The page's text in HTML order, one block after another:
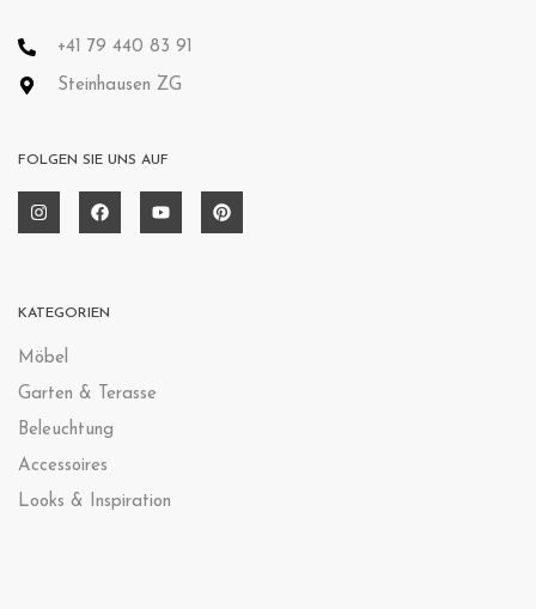
+41 79 440 83 91
Steinhausen ZG
FOLGEN SIE UNS AUF
KATEGORIEN
Möbel
Garten & Terasse
Beleuchtung
Accessoires
Looks & Inspiration